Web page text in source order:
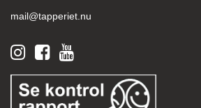
mail@tapperiet.nu